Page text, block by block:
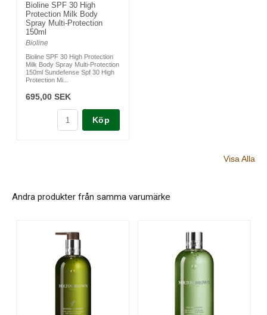
Bioline SPF 30 High
Protection Milk Body
Spray Multi-Protection
150ml
Bioline
Bioline SPF 30 High Protection
Milk Body Spray Multi-Protection
150ml Sundefense Spf 30 High
Protection Mi...
695,00 SEK
Köp
Visa Alla
Andra produkter från samma varumärke